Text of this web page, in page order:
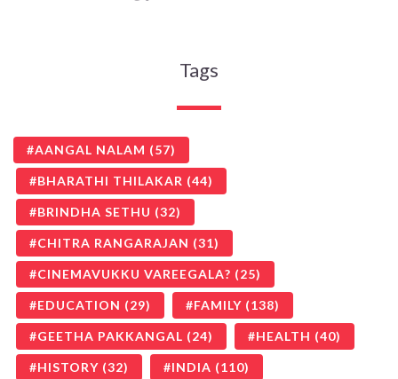
Tags
AANGAL NALAM (57)
BHARATHI THILAKAR (44)
BRINDHA SETHU (32)
CHITRA RANGARAJAN (31)
CINEMAVUKKU VAREEGALA? (25)
EDUCATION (29) FAMILY (138)
GEETHA PAKKANGAL (24) HEALTH (40)
HISTORY (32) INDIA (110)